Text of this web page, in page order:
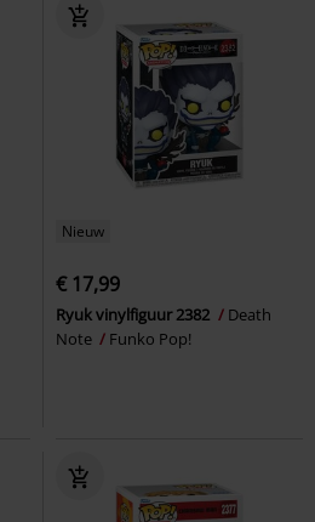
Nieuw
€ 17,99
Ryuk vinylfiguur 2382
Death
Note
Funko Pop!